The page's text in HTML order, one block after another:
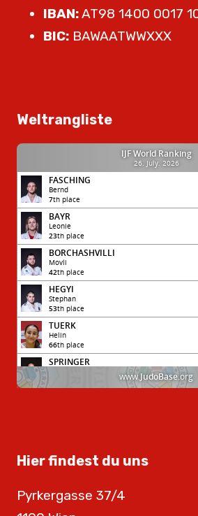
IBAN:AT98 1400 0017
BIC: BAWAATWWXXX
Weltrangliste
Hier findest du uns
Pyrkergasse 37/4